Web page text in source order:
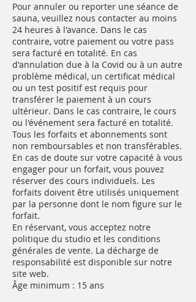
Pour annuler ou reporter une séance de
sauna, veuillez nous contacter au moins
24 heures à l'avance. Dans le cas
contraire, votre paiement ou votre pass
sera facturé en totalité. En cas
d'annulation due à la Covid ou à un autre
problème médical, un certificat médical
ou un test positif est requis pour
transférer le paiement à un cours
ultérieur. Dans le cas contraire, le cours
ou l'événement sera facturé en totalité.
Tous les forfaits et abonnements sont
non remboursables et non transférables.
En cas de doute sur votre capacité à vous
engager pour un forfait, vous pouvez
réserver des cours individuels. Les
forfaits doivent être utilisés uniquement
par la personne dont le nom figure sur le
forfait.
En réservant, vous acceptez notre
politique du studio et les conditions
générales de vente. La décharge de
responsabilité est disponible sur notre
site web.
Âge minimum : 15 ans